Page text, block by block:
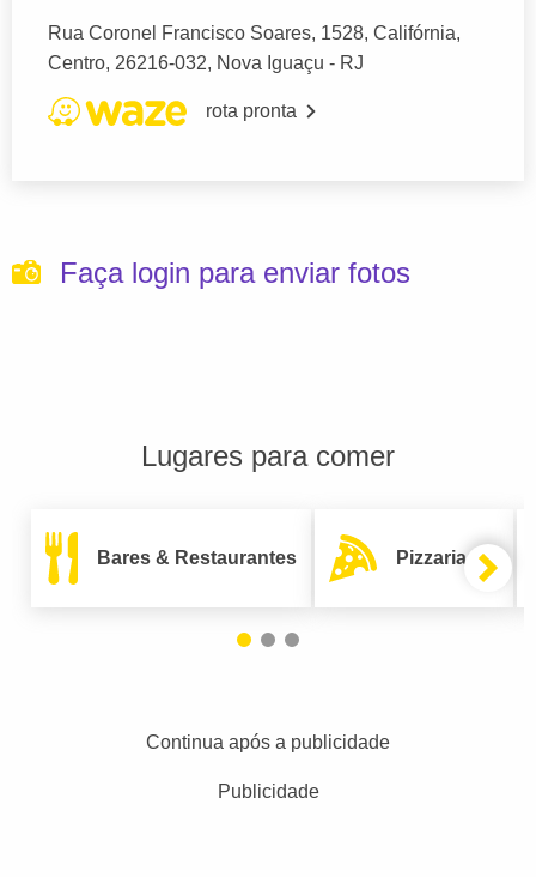
Rua Coronel Francisco Soares, 1528, Califórnia,
Centro, 26216-032, Nova Iguaçu - RJ
rota pronta
Faça login para enviar fotos
Lugares para comer
Bares & Restaurantes Pizzarias
Continua após a publicidade
Publicidade